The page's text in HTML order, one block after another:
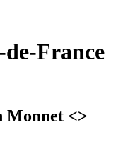
de-France
Monnet <>